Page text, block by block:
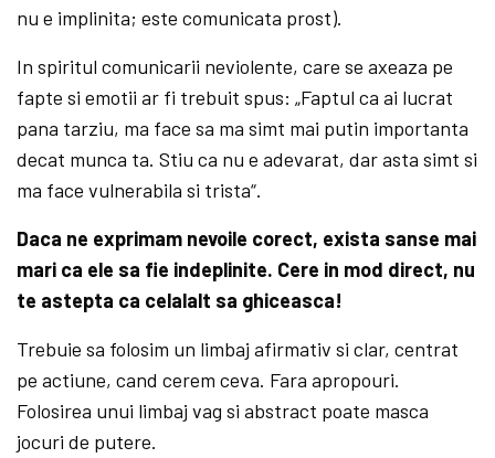
nu e implinita; este comunicata prost).
In spiritul comunicarii neviolente, care se axeaza pe
fapte si emotii ar fi trebuit spus: „Faptul ca ai lucrat
pana tarziu, ma face sa ma simt mai putin importanta
decat munca ta. Stiu ca nu e adevarat, dar asta simt si
ma face vulnerabila si trista“.
Daca ne exprimam nevoile corect, exista sanse mai
mari ca ele sa fie indeplinite. Cere in mod direct, nu
te astepta ca celalalt sa ghiceasca!
Trebuie sa folosim un limbaj afirmativ si clar, centrat
pe actiune, cand cerem ceva. Fara apropouri.
Folosirea unui limbaj vag si abstract poate masca
jocuri de putere.